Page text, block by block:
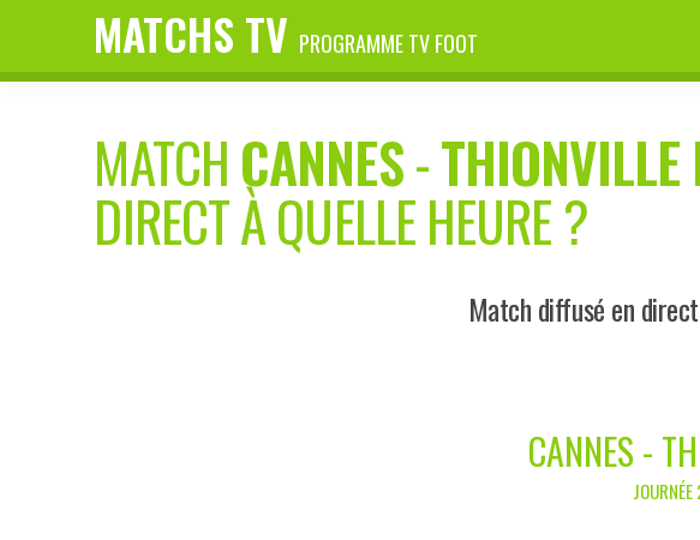
MATCHS TV PROGRAMME TV FOOT
MATCHCANNES-THIONVILLE
DIRECT À QUELLE HEURE ?
Match diffusé en
CANNES -